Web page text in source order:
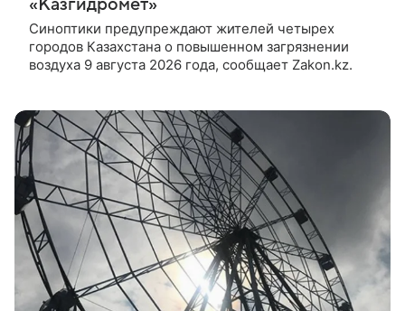
«Казгидромет»
Синоптики предупреждают жителей четырех
городов Казахстана о повышенном загрязнении
воздуха 9 августа 2026 года, сообщает Zakon.kz.